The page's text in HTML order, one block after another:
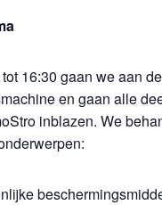
16:30 gaan we aan
en gaan alle
inblazen. We